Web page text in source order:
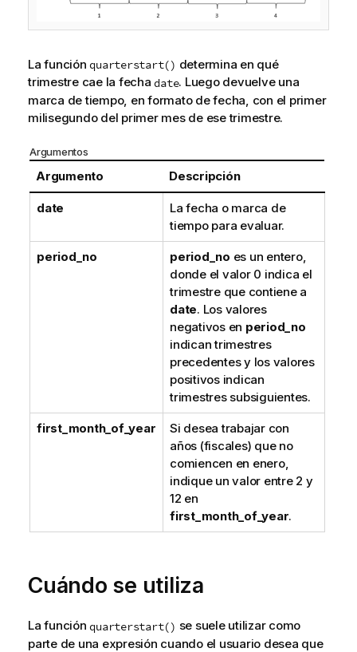
La funciónquarterstart() determina en qué
trimestre cae la fechadate. Luego devuelve una
marca de tiempo, en formato de fecha, con el primer
milisegundo del primer mes de ese trimestre.
Argumentos
Argumento Descripción
date
La fecha o marca de
tiempo para evaluar.
period_no period_no es un entero,
donde el valor 0 indica el
trimestre que contiene a
date. Los valores
negativos en period_no
indican trimestres
precedentes y los valores
positivos indican
trimestres subsiguientes.
first_month_of_year
Si desea trabajar con
años (fiscales) que no
comiencen en enero,
indique un valor entre 2 y
12 en
first_month_of_year.
Cuándo se utiliza
La funciónquarterstart() se suele utilizar como
parte de una expresión cuando el usuario desea que